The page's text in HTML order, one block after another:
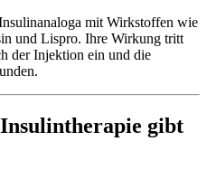
mit Wirkstoffen wie
und Lispro. Ihre Wirkung tritt
der Injektion ein und die
gibt